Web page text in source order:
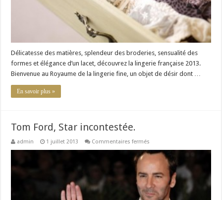
Délicatesse des matières, splendeur des broderies, sensualité des
formes et élégance d’un lacet, découvrez la lingerie française 2013.
Bienvenue au Royaume de la lingerie fine, un objet de désir dont …
En savoir plus »
Tom Ford, Star incontestée.
admin 1 juillet 2013 Commentaires fermés
Ford,
Star
incontestée.